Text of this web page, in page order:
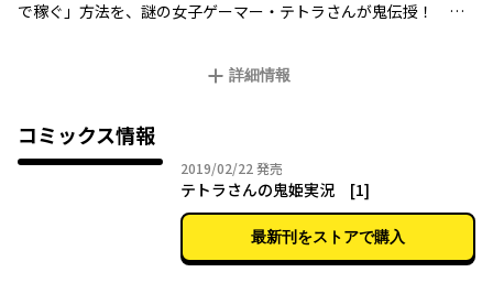
で稼ぐ」方法を、謎の女子ゲーマー・テトラさんが鬼伝授！ ゲ
詳細情報
コミックス情報
2019/02/22 2019年02月22日
発売
テトラさんの鬼姫実況 [1]
最新刊をストアで購入